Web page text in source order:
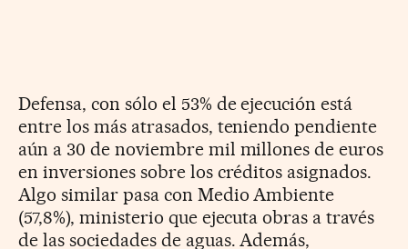
Defensa, con sólo el 53% de ejecución está
entre los más atrasados, teniendo pendiente
aún a 30 de noviembre mil millones de euros
en inversiones sobre los créditos asignados.
Algo similar pasa con Medio Ambiente
(57,8%), ministerio que ejecuta obras a través
de las sociedades de aguas. Además,